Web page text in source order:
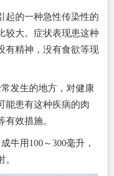
的一种急性传染性的
较大。症状表现患这种
有精神，没有食欲等现
发生的地方，对健康
能患有这种疾病的肉
效措施。
用100～300毫升，